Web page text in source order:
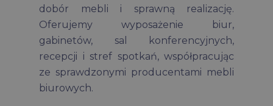
dobór mebli i sprawną realizację.
Oferujemy wyposażenie biur,
gabinetów, sal konferencyjnych,
recepcji i stref spotkań, współpracując
ze sprawdzonymi producentami mebli
biurowych.